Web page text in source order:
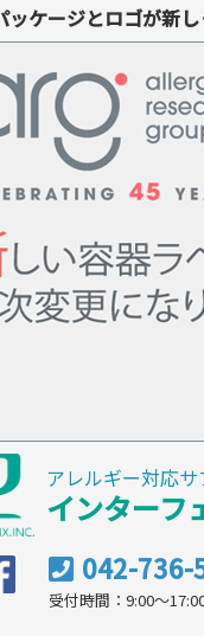
ッケージとロゴが新
アレルギー対応サ
インターフ
042-736-
受付時間：9:00～